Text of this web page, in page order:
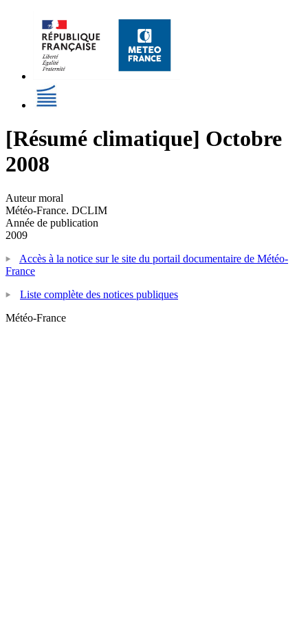
[Résumé climatique] Octobre
2008
Auteur moral
Météo-France. DCLIM
Année de publication
2009
Accès à la notice sur le site du portail documentaire de Météo-
France
Liste complète des notices publiques
Météo-France